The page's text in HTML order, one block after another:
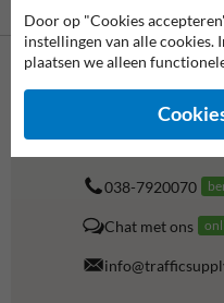
Neem contact op
We zijn vandaag
al je vragen over
038-7920070
Chat met ons
Door op "Cookies
instellingen van alle cookies.
plaatsen we alleen